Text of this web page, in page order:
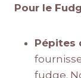
Pour le
Pépites
fudge.